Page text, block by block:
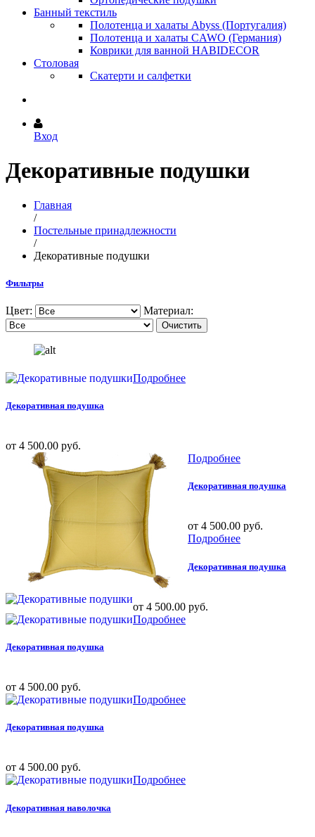
Банный текстиль
Полотенца и халаты Abyss (Португалия)
Полотенца и халаты CAWO (Германия)
Коврики для ванной HABIDECOR
Столовая
Скатерти и салфетки
Вход
Декоративные подушки
Главная
/
Постельные принадлежности
/
Декоративные подушки
Фильтры
Цвет: Материал:
Очистить
Подробнее
Декоративная подушка
от 4 500.00 руб.
Подробнее
Декоративная подушка
от 4 500.00 руб.
Подробнее
Декоративная подушка
от 4 500.00 руб.
Подробнее
Декоративная подушка
от 4 500.00 руб.
Подробнее
Декоративная подушка
от 4 500.00 руб.
Подробнее
Декоративная наволочка